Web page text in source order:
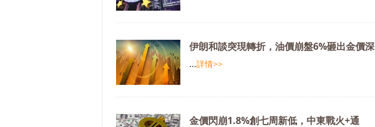
伊朗和談突現轉折，油價崩盤6%砸出金價深
...詳情>>
金價閃崩1.8%創七周新低，中東戰火+通